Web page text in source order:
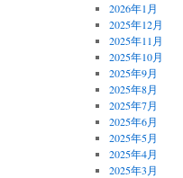
2026年1月
2025年12月
2025年11月
2025年10月
2025年9月
2025年8月
2025年7月
2025年6月
2025年5月
2025年4月
2025年3月